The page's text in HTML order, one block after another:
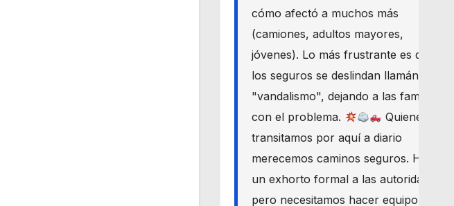
cómo afectó a muchos más
(camiones, adultos mayores,
jóvenes). Lo más frustrante es que
los seguros se deslindan llamándolo
"vandalismo", dejando a las familias
con el problema.
Quienes
transitamos por aquí a diario
merecemos caminos seguros. Haré
un exhorto formal a las autoridades,
pero necesitamos hacer equipo.